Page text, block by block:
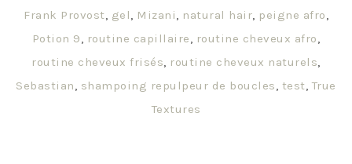
Frank Provost, gel, Mizani, natural hair, peigne afro,
Potion 9, routine capillaire, routine cheveux afro,
routine cheveux frisés, routine cheveux naturels,
Sebastian, shampoing repulpeur de boucles, test, True
Textures